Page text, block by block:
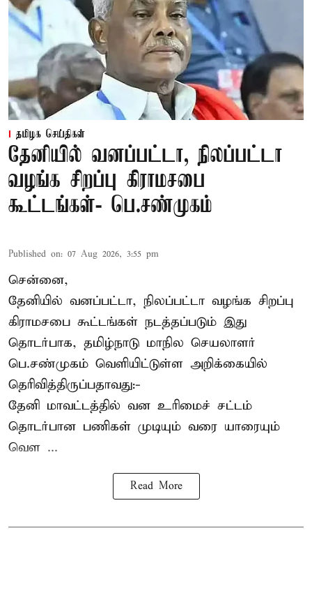
தமிழக செய்திகள்
தேனியில் வனப்பட்டா, நிலப்பட்டா
வழங்க சிறப்பு கிராமசபை
கூட்டங்கள்- பெ.சண்முகம்
Published on: 07 Aug 2026, 3:55 pm
சென்னை,
தேனியில் வனப்பட்டா, நிலப்பட்டா வழங்க சிறப்பு
கிராமசபை கூட்டங்கள் நடத்தப்படும் இது
தொடர்பாக, தமிழ்நாடு மாநில செயலாளர்
பெ.சண்முகம் வெளியிட்டுள்ள அறிக்கையில்
தெரிவித்திருப்பதாவது:-
தேனி மாவட்டத்தில் வன உரிமைச் சட்டம்
தொடர்பான பணிகள் முடியும் வரை யாரையும்
வெள ...
Read More